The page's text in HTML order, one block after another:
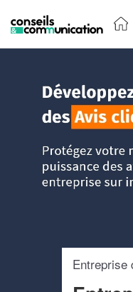
Entreprise